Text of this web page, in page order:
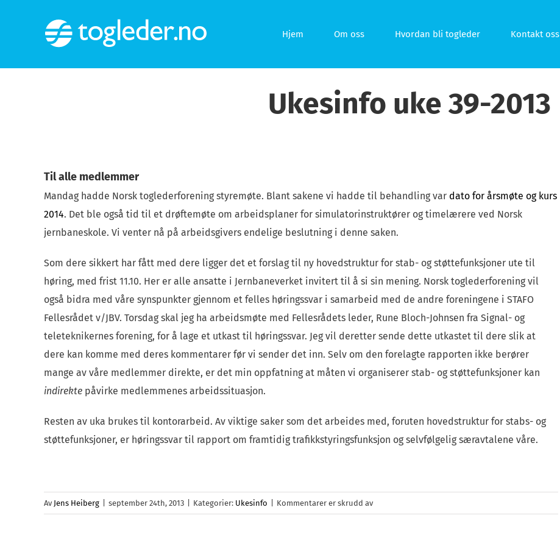
Hjem Om oss Hvordan bli togleder Kontakt oss
Ukesinfo uke 39-2013
Til alle medlemmer
Mandag hadde Norsk toglederforening styremøte. Blant sakene vi hadde til behandling var dato for årsmøte og kurs
2014. Det ble også tid til et drøftemøte om arbeidsplaner for simulatorinstruktører og timelærere ved Norsk
jernbaneskole. Vi venter nå på arbeidsgivers endelige beslutning i denne saken.
Som dere sikkert har fått med dere ligger det et forslag til ny hovedstruktur for stab- og støttefunksjoner ute til
høring, med frist 11.10. Her er alle ansatte i Jernbaneverket invitert til å si sin mening. Norsk toglederforening vil
også bidra med våre synspunkter gjennom et felles høringssvar i samarbeid med de andre foreningene i STAFO
Fellesrådet v/JBV. Torsdag skal jeg ha arbeidsmøte med Fellesrådets leder, Rune Bloch-Johnsen fra Signal- og
teleteknikernes forening, for å lage et utkast til høringssvar. Jeg vil deretter sende dette utkastet til dere slik at
dere kan komme med deres kommentarer før vi sender det inn. Selv om den forelagte rapporten ikke berører
mange av våre medlemmer direkte, er det min oppfatning at måten vi organiserer stab- og støttefunksjoner kan
indirekte påvirke medlemmenes arbeidssituasjon.
Resten av uka brukes til kontorarbeid. Av viktige saker som det arbeides med, foruten hovedstruktur for stabs- og
støttefunksjoner, er høringssvar til rapport om framtidig trafikkstyringsfunksjon og selvfølgelig særavtalene våre.
Av Jens Heiberg september 24th, 2013 Kategorier: Ukesinfo Kommentarer er skrudd avfor
Ukesinfo